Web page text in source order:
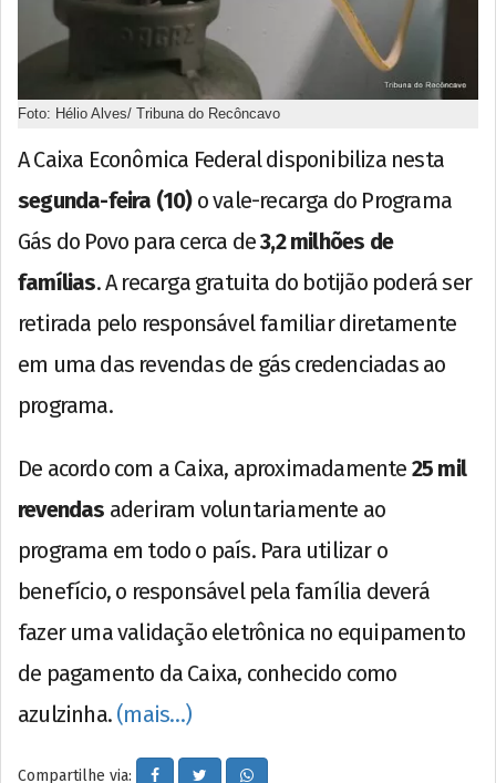
Foto: Hélio Alves/ Tribuna do Recôncavo
A Caixa Econômica Federal disponibiliza nesta
segunda-feira (10)o vale-recarga do Programa
Gás do Povo para cerca de3,2 milhões de
famílias. A recarga gratuita do botijão poderá ser
retirada pelo responsável familiar diretamente
em uma das revendas de gás credenciadas ao
programa.
De acordo com a Caixa, aproximadamente 25 mil
revendas aderiram voluntariamente ao
programa em todo o país. Para utilizar o
benefício, o responsável pela família deverá
fazer uma validação eletrônica no equipamento
de pagamento da Caixa, conhecido como
azulzinha. (mais…)
Compartilhe via: